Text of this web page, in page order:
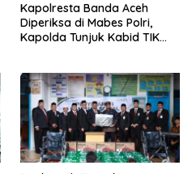
Kapolresta Banda Aceh
Diperiksa di Mabes Polri,
Kapolda Tunjuk Kabid TIK